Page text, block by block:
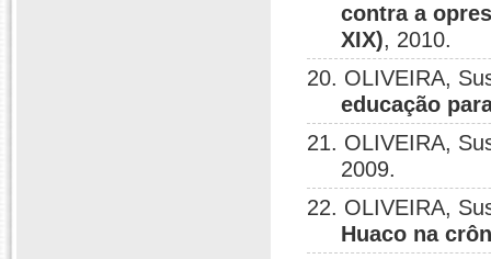
contra a
XIX), 2010.
20. OLIVEIRA,
educação
21. OLIVEIRA,
2009.
22. OLIVEIRA,
Huaco na